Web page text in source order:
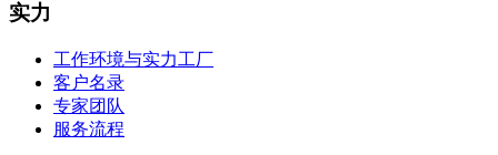
实力
工作环境与实力工厂
客户名录
专家团队
服务流程